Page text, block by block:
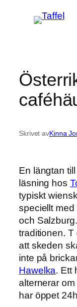
Skrivet avKinna
En längtan
läsning hos
typiskt
speciellt med
och
traditionen. T
att skeden
inte på
Hawelka. Ett
alternerar
har öppet